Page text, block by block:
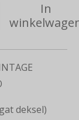
In
deksel)